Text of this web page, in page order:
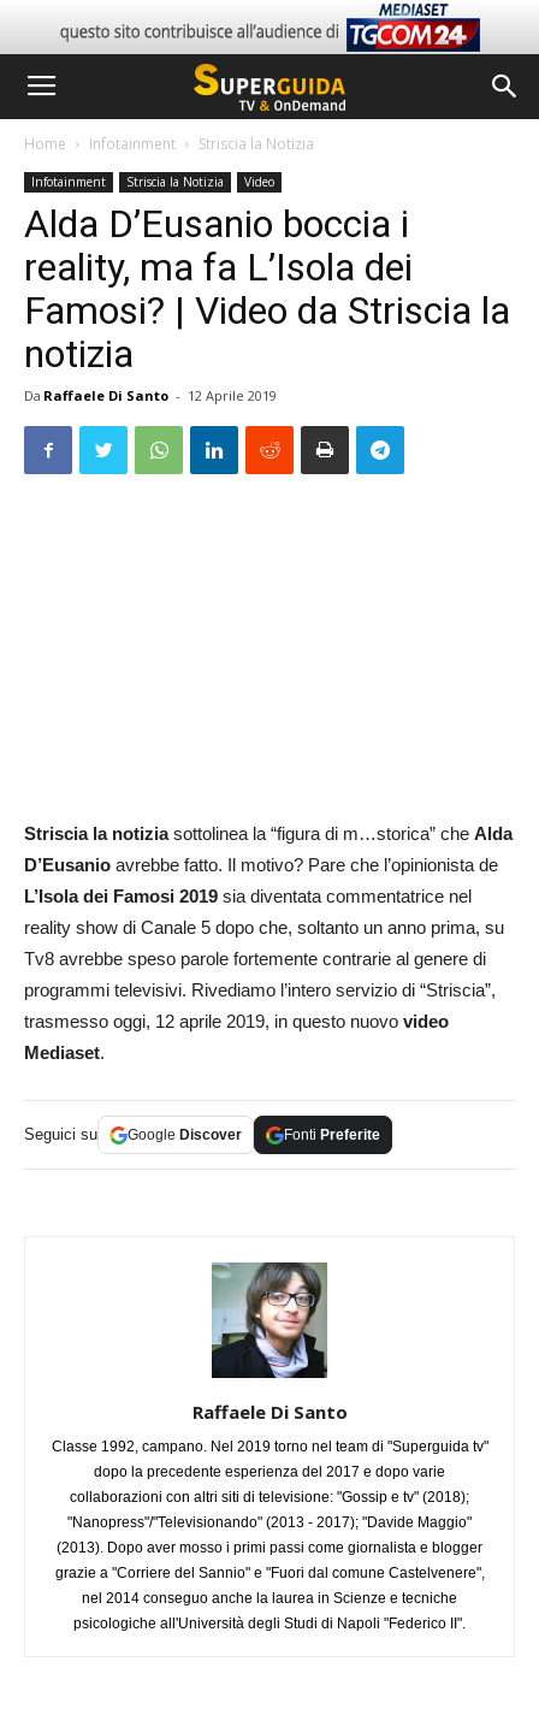
Home Infotainment Striscia la Notizia
Infotainment Striscia la Notizia Video
Alda D’Eusanio boccia i
reality, ma fa L’Isola dei
Famosi? | Video da Striscia la
notizia
Da Raffaele Di Santo - 12 Aprile 2019
Striscia la notiziasottolinea la “figura di m…storica” che Alda
D’Eusanio avrebbe fatto. Il motivo? Pare che l’opinionista de
L’Isola dei Famosi 2019 sia diventata commentatrice nel
reality show di Canale 5 dopo che, soltanto un anno prima, su
Tv8 avrebbe speso parole fortemente contrarie al genere di
programmi televisivi. Rivediamo l’intero servizio di “Striscia”,
trasmesso oggi, 12 aprile 2019, in questo nuovo video
Mediaset.
Seguici su Google Discover Fonti Preferite
Raffaele Di Santo
Classe 1992, campano. Nel 2019 torno nel team di "Superguida tv"
dopo la precedente esperienza del 2017 e dopo varie
collaborazioni con altri siti di televisione: "Gossip e tv" (2018);
"Nanopress"/"Televisionando" (2013 - 2017); "Davide Maggio"
(2013). Dopo aver mosso i primi passi come giornalista e blogger
grazie a "Corriere del Sannio" e "Fuori dal comune Castelvenere",
nel 2014 conseguo anche la laurea in Scienze e tecniche
psicologiche all'Università degli Studi di Napoli "Federico II".